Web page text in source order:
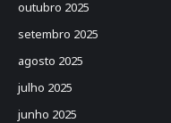
outubro 2025
setembro 2025
agosto 2025
julho 2025
junho 2025